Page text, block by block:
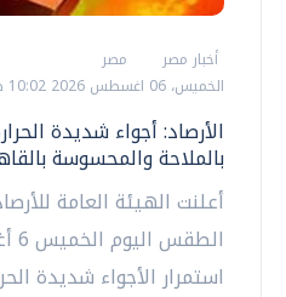
أخبار مصر
مصر
الخميس، 06 اغسطس 2026 10:02 ص
الأرصاد: أجواء شديدة
بالملاحة والمحسوسة
أعلنت الهيئة العامة
استمرار الأجواء شديدة